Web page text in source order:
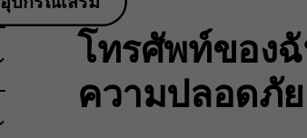
โทรศัพท์ของ
ความปลอดภั